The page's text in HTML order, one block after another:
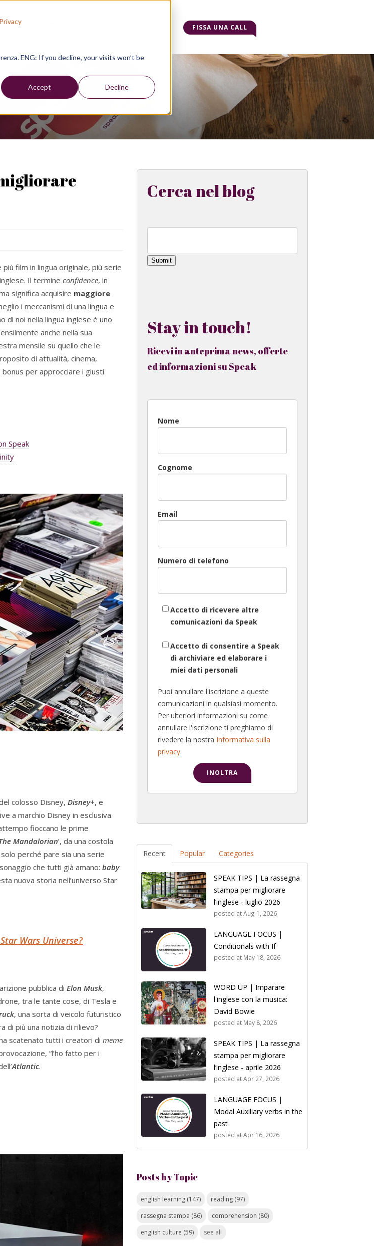
ENG: If you decline, your visits won’t be
Accept Decline
per aziende FISSA UNA CALL
film in lingua originale, più serie
Il termine confidence, in
significa acquisire maggiore
i meccanismi di una lingua e
di noi nella lingua inglese è uno
anche nella sua
mensile su quello che le
di attualità, cinema,
per approcciare i giusti
Speak
colosso Disney, Disney+, e
a marchio Disney in esclusiva
fioccano le prime
Mandalorian’, da una costola
perché pare sia una serie
che tutti già amano: baby
nuova storia nell’universo Star
Wars Universe?
pubblica di Elon Musk,
tra le tante cose, di Tesla e
, una sorta di veicolo futuristico
di più una notizia di rilievo?
scatenato tutti i creatori di meme
“l’ho fatto per i
Atlantic.
Cerca nel blog
Submit
Stay in touch!
Ricevi in anteprima news, offerte
ed informazioni su Speak
Nome
Cognome
Email
Numero di telefono
Accetto di ricevere altre
comunicazioni da Speak
Accetto di consentire a Speak
di archiviare ed elaborare i
miei dati personali
Puoi annullare l'iscrizione a queste
comunicazioni in qualsiasi momento.
Per ulteriori informazioni su come
annullare l'iscrizione ti preghiamo di
rivedere la nostra Informativa sulla
privacy.
Recent Popular Categories
SPEAK TIPS | La rassegna
stampa per migliorare
l’inglese - luglio 2026
posted atAug 1, 2026
LANGUAGE FOCUS |
Conditionals with If
posted at May 18, 2026
WORD UP | Imparare
l'inglese con la musica:
David Bowie
posted at May 8, 2026
SPEAK TIPS | La rassegna
stampa per migliorare
l’inglese - aprile 2026
posted atApr 27, 2026
LANGUAGE FOCUS |
Modal Auxiliary verbs in the
past
posted atApr 16, 2026
Posts by Topic
english learning (147) reading (97)
rassegna stampa (86) comprehension (80)
english culture (59) see all